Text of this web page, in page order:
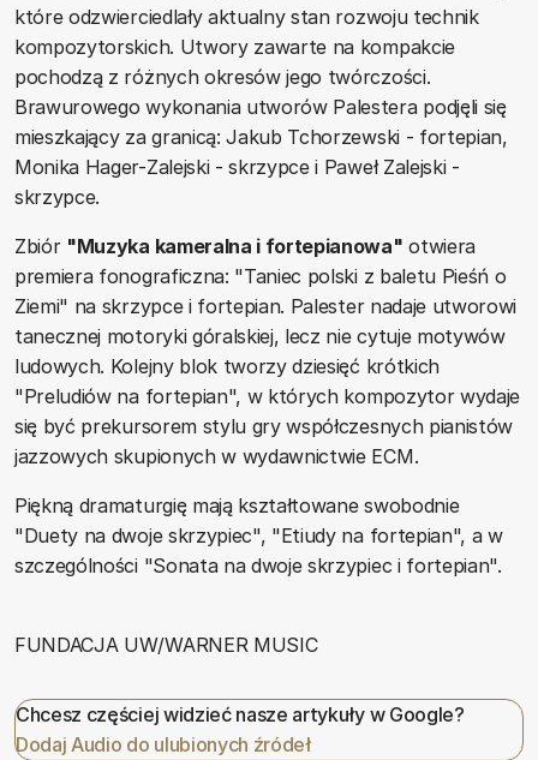
które odzwierciedlały aktualny stan rozwoju technik
kompozytorskich. Utwory zawarte na kompakcie
pochodzą z różnych okresów jego twórczości.
Brawurowego wykonania utworów Palestera podjęli się
mieszkający za granicą: Jakub Tchorzewski - fortepian,
Monika Hager-Zalejski - skrzypce i Paweł Zalejski -
skrzypce.
Zbiór "Muzyka kameralna i fortepianowa" otwiera
premiera fonograficzna: "Taniec polski z baletu Pieśń o
Ziemi" na skrzypce i fortepian. Palester nadaje utworowi
tanecznej motoryki góralskiej, lecz nie cytuje motywów
ludowych. Kolejny blok tworzy dziesięć krótkich
"Preludiów na fortepian", w których kompozytor wydaje
się być prekursorem stylu gry współczesnych pianistów
jazzowych skupionych w wydawnictwie ECM.
Piękną dramaturgię mają kształtowane swobodnie
"Duety na dwoje skrzypiec", "Etiudy na fortepian", a w
szczególności "Sonata na dwoje skrzypiec i fortepian".
FUNDACJA UW/WARNER MUSIC
Chcesz częściej widzieć nasze artykuły w Google?
Dodaj Audio do ulubionych źródeł